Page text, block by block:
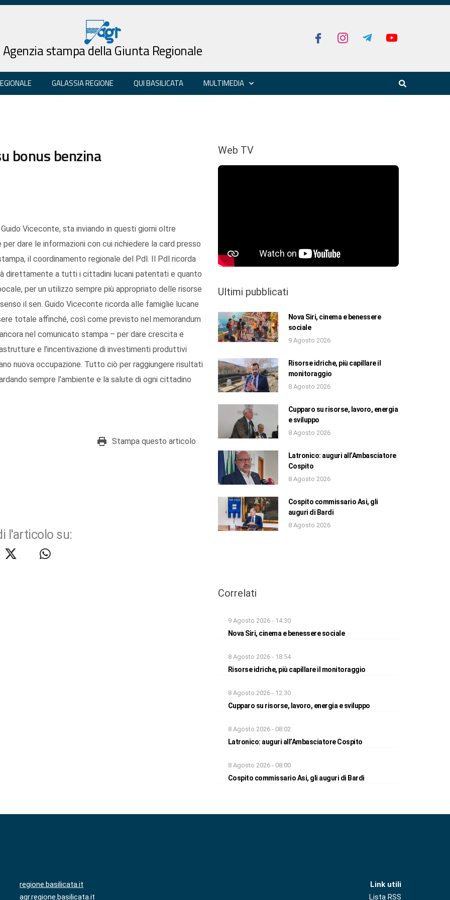
Agenzia stampa della Giunta Regionale
GALASSIA REGIONE QUI BASILICATA MULTIMEDIA
bonus benzina
Viceconte, sta inviando in questi giorni oltre
dare le informazioni con cui richiedere la card presso
il coordinamento regionale del Pdl. Il Pdl ricorda
direttamente a tutti i cittadini lucani patentati e quanto
per un utilizzo sempre più appropriato delle risorse
il sen. Guido Viceconte ricorda alle famiglie lucane
totale affinché, così come previsto nel memorandum
nel comunicato stampa – per dare crescita e
e l’incentivazione di investimenti produttivi
nuova occupazione. Tutto ciò per raggiungere risultati
sempre l’ambiente e la salute di ogni cittadino
Stampa questo articolo
l'articolo su:
Web TV
Ultimi pubblicati
Nova Siri, cinema e benessere
sociale
9 Agosto 2026
Risorse idriche, più capillare il
monitoraggio
8 Agosto 2026
Cupparo su risorse, lavoro, energia
e sviluppo
8 Agosto 2026
Latronico: auguri all’Ambasciatore
Cospito
8 Agosto 2026
Cospito commissario Asi, gli
auguri di Bardi
8 Agosto 2026
Correlati
9 Agosto 2026 - 14:30
Nova Siri, cinema e benessere sociale
8 Agosto 2026 - 18:54
Risorse idriche, più capillare il monitoraggio
8 Agosto 2026 - 12:30
Cupparo su risorse, lavoro, energia e sviluppo
8 Agosto 2026 - 08:02
Latronico: auguri all’Ambasciatore Cospito
8 Agosto 2026 - 08:00
Cospito commissario Asi, gli auguri di Bardi
regione.basilicata.it
agr.regione.basilicata.it
Link utili
Lista RSS